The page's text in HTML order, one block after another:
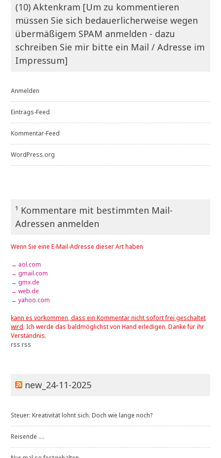
(10) Aktenkram [Um zu kommentieren
müssen Sie sich bedauerlicherweise wegen
übermäßigem SPAM anmelden - dazu
schreiben Sie mir bitte ein Mail / Adresse im
Impressum]
Anmelden
Eintrags-Feed
Kommentar-Feed
WordPress.org
¹ Kommentare mit bestimmten Mail-
Adressen anmelden
Wenn Sie eine E-Mail-Adresse dieser Art haben
→ aol.com
→ gmail.com
→ gmx.de
→ web.de
→ yahoo.com
kann es vorkommen, dass ein Kommentar nicht sofort frei geschaltet
wird. Ich werde das baldmöglichst von Hand erledigen. Danke für ihr
Verständnis.
rss rss
new_24-11-2025
Steuer: Kreativität lohnt sich. Doch wie lange noch?
Reisende ....